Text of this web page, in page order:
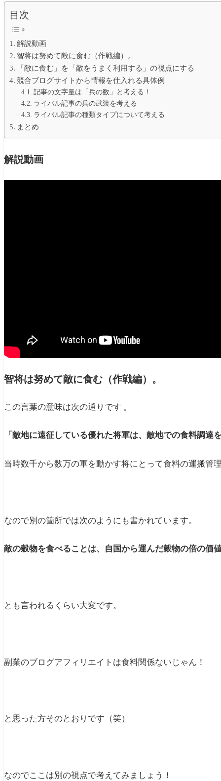
目次
解説動画
智将は努めて敵に食む（作戦編）。
「敵に食む」を「敵をうまく利用する」の視点にする
競合ブログサイトから情報を仕入れる具体例
記事の文字量は「兵の数」と考える！
ライバル記事の兵の武装を考える
ライバル記事の種類タイプについて考える
まとめ
解説動画
智将は努めて敵に食む（作戦編）。
この言葉の意味は次の通りです 。
「敵地に遠征している優れた将軍は、敵地での食料調達
当時数千から数万の軍を動かす将にとって食料の運搬管
なので別の箇所では次のようにも書かれています。
敵の穀物を食べることは、自国から運んだ穀物の倍の価値
とも言われるくらい大変です。
副業のブログアフィリエイトは食料関係ないじゃん！
と思った方そのとおりです（笑）
なのでここは別の視点で考えてみましょう！